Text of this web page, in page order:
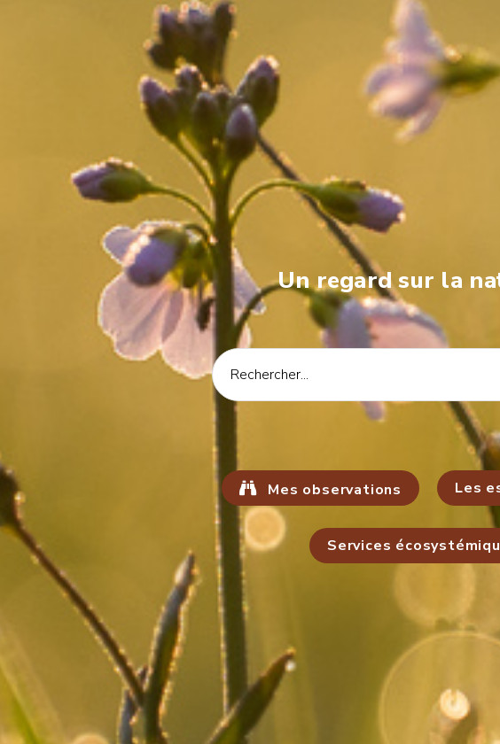
Un regard sur la
Mes observations Les
Services